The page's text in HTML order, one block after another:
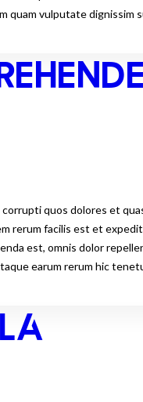
quam vulputate
quos dolores et
rerum facilis est et
est, omnis dolor
earum rerum hic